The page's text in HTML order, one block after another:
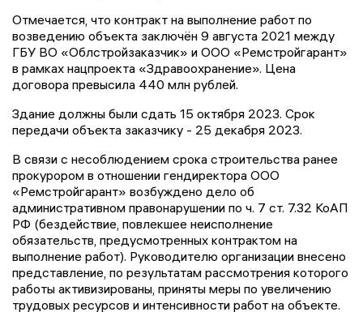
Отмечается, что контракт на выполнение работ по
возведению объекта заключён 9 августа 2021 между
ГБУ ВО «Облстройзаказчик» и ООО «Ремстройгарант»
в рамках нацпроекта «Здравоохранение». Цена
договора превысила 440 млн рублей.
Здание должны были сдать 15 октября 2023. Срок
передачи объекта заказчику - 25 декабря 2023.
В связи с несоблюдением срока строительства ранее
прокурором в отношении гендиректора ООО
«Ремстройгарант» возбуждено дело об
административном правонарушении по ч. 7 ст. 7.32 КоАП
РФ (бездействие, повлекшее неисполнение
обязательств, предусмотренных контрактом на
выполнение работ). Руководителю организации внесено
представление, по результатам рассмотрения которого
работы активизированы, приняты меры по увеличению
трудовых ресурсов и интенсивности работ на объекте.